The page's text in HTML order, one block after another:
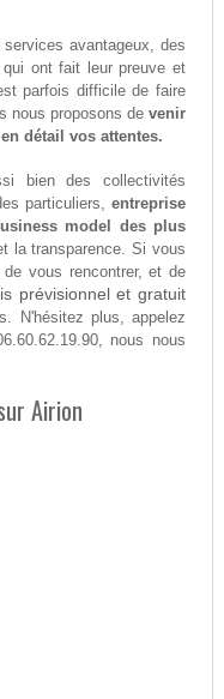
avantageux, des
ont fait leur preuve et
parfois difficile de faire
nous proposons devenir
détail vos attentes.
bien des collectivités
particuliers,entreprise
model des plus
la transparence. Si vous
vous rencontrer, et de
prévisionnel et gratuit
N'hésitez plus, appelez
nous nous
Airion